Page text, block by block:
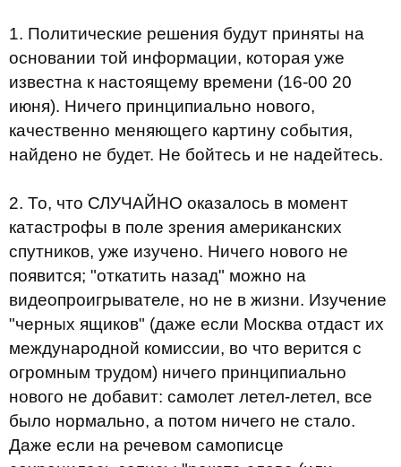
1. Политические решения будут приняты на
основании той информации, которая уже
известна к настоящему времени (16-00 20
июня). Ничего принципиально нового,
качественно меняющего картину события,
найдено не будет. Не бойтесь и не надейтесь.
2. То, что СЛУЧАЙНО оказалось в момент
катастрофы в поле зрения американских
спутников, уже изучено. Ничего нового не
появится; "откатить назад" можно на
видеопроигрывателе, но не в жизни. Изучение
"черных ящиков" (даже если Москва отдаст их
международной комиссии, во что верится с
огромным трудом) ничего принципиально
нового не добавит: самолет летел-летел, все
было нормально, а потом ничего не стало.
Даже если на речевом самописце